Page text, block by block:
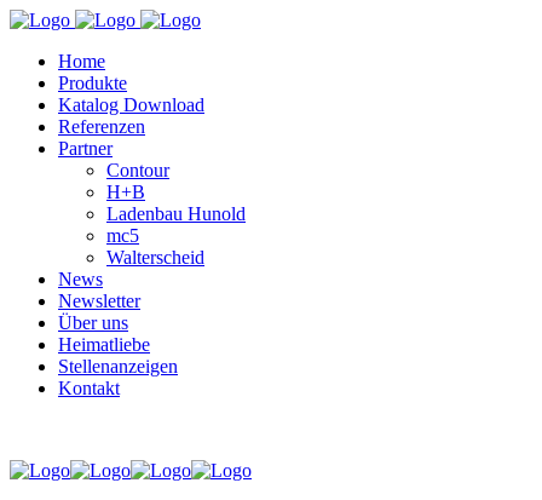
Home
Produkte
Katalog Download
Referenzen
Partner
Contour
H+B
Ladenbau Hunold
mc5
Walterscheid
News
Newsletter
Über uns
Heimatliebe
Stellenanzeigen
Kontakt